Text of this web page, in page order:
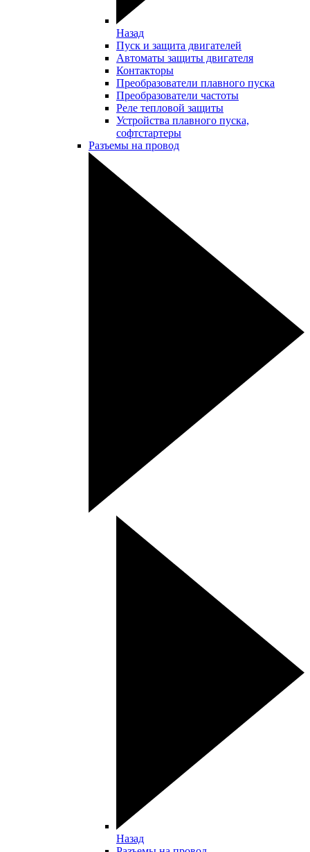
Назад
Пуск и защита двигателей
Автоматы защиты двигателя
Контакторы
Преобразователи плавного пуска
Преобразователи частоты
Реле тепловой защиты
Устройства плавного пуска,
софтстартеры
Разъемы на провод
Назад